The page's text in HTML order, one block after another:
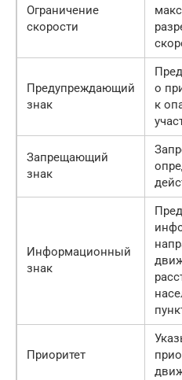
Ограничение
скорости
Предупреждающий
знак
о
к
Запрещающий
знак
Информационный
знак
Приоритет